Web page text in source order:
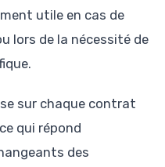
utile en cas de
lors de la nécessité de
sur chaque contrat
qui répond
des